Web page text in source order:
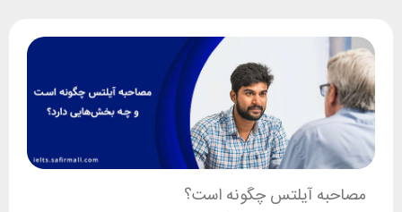
مصاحبه آیلتس چگونه است؟